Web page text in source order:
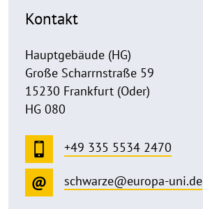
Kontakt
Hauptgebäude (HG)
Große Scharrnstraße 59
15230 Frankfurt (Oder)
HG 080
+49 335 5534 2470
schwarze@europa-uni.de